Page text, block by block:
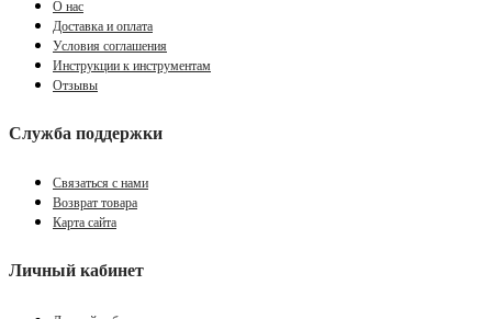
О нас
Доставка и оплата
Условия соглашения
Инструкции к инструментам
Отзывы
Служба поддержки
Связаться с нами
Возврат товара
Карта сайта
Личный кабинет